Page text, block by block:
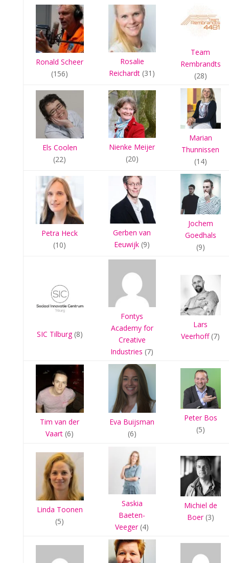
Ronald Scheer
(156)
Rosalie
Reichardt (31)
Team
Rembrandts
(28)
Els Coolen
(22)
Nienke Meijer
(20)
Marian
Thunnissen
(14)
Petra Heck
(10)
Gerben van
Eeuwijk (9)
Jochem
Goedhals
(9)
SIC Tilburg(8)
Fontys
Academy for
Creative
Industries (7)
Lars
Veerhoff(7)
Tim van der
Vaart (6)
Eva Buijsman
(6)
Peter Bos
(5)
Linda Toonen
(5)
Saskia
Baeten-
Veeger(4)
Michiel de
Boer(3)